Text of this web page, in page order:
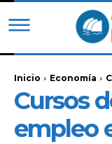
Inicio Economía
Cursos
empleo